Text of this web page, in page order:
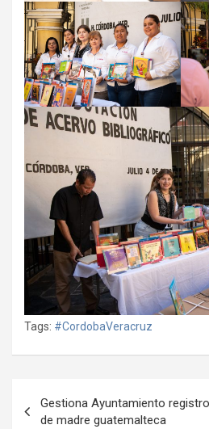
Tags: #CordobaVeracruz
de
Gestiona Ayuntamiento
de madre guatemalteca